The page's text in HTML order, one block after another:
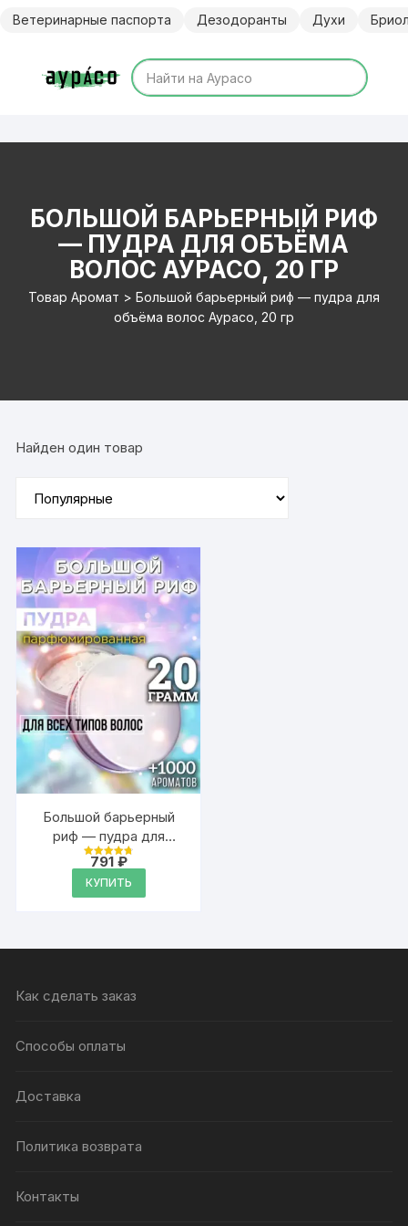
Ветеринарные паспорта Дезодоранты Духи
БОЛЬШОЙ БАРЬЕРНЫЙ РИФ
— ПУДРА ДЛЯ ОБЪЁМА
ВОЛОС АУРАСО, 20 ГР
Товар Аромат > Большой барьерный риф — пудра для
объёма волос Аурасо, 20 гр
Найден один товар
Большой барьерный
риф — пудра для
объёма волос Аурасо,
20 гр
Оценка
из 5
791 ₽
КУПИТЬ
Как сделать заказ
Способы оплаты
Доставка
Политика возврата
Контакты